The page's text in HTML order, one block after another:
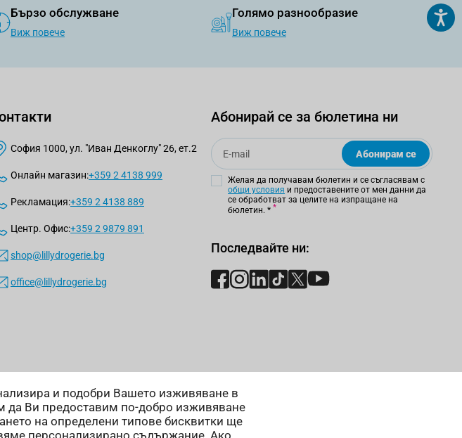
и подобри Вашето изживяване в
да Ви предоставим по-добро изживяване
на определени типове бисквитки ще
персонализирано съдържание. Ако
Бързо обслужване
Виж повече
Голямо разнообразие
Виж повече
София 1000, ул. "Иван Денкоглу" 26, ет.2
Онлайн магазин:+359 2 4138 999
Рекламация:+359 2 4138 889
Центр. Офис:+359 2 9879 891
shop@lillydrogerie.bg
office@lillydrogerie.bg
Абонирай се за бюлетина ни
Email
Абонирам се
Желая да получавам бюлетин и се съгласявам с
общи условия и предоставените от мен данни да
се обработват за целите на изпращане на
бюлетин. *
Последвайте ни: